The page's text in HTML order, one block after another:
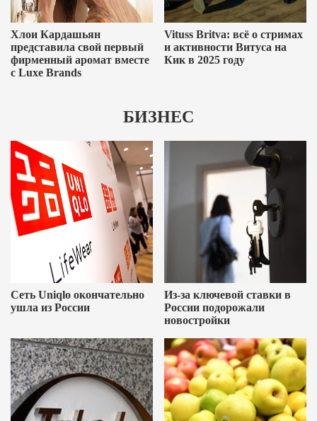
Хлои Кардашьян
представила свой первый
фирменный аромат вместе
с Luxe Brands
Vituss Britva: всё о стримах
и активности Витуса на
Кик в 2025 году
БИЗНЕС
Сеть Uniqlo окончательно
ушла из России
Из-за ключевой ставки в
России подорожали
новостройки